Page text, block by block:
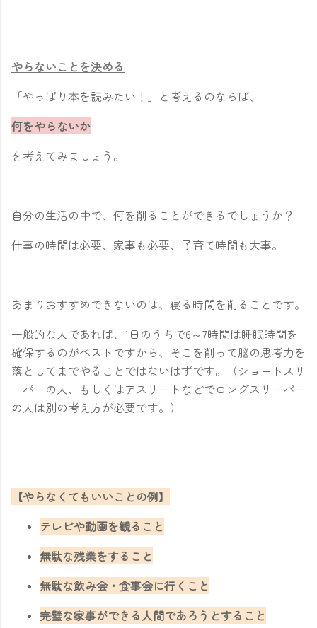
やらないことを決める
「やっぱり本を読みたい！」と考えるのならば、
何をやらないか
を考えてみましょう。
自分の生活の中で、何を削ることができるでしょうか？
仕事の時間は必要、家事も必要、子育て時間も大事。
あまりおすすめできないのは、寝る時間を削ることです。
一般的な人であれば、1日のうちで6～7時間は睡眠時間を
確保するのがベストですから、そこを削って脳の思考力を
落としてまでやることではないはずです。（ショートスリ
ーパーの人、もしくはアスリートなどでロングスリーパー
の人は別の考え方が必要です。）
【やらなくてもいいことの例】
テレビや動画を観ること
無駄な残業をすること
無駄な飲み会・食事会に行くこと
完璧な家事ができる人間であろうとすること